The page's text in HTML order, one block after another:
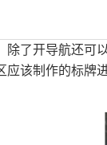
了开导航还可
该制作的标牌进